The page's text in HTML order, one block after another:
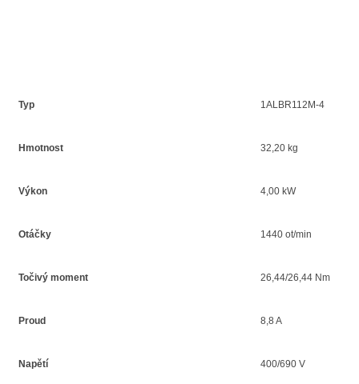
Typ 1ALBR112M-4
Hmotnost 32,20 kg
Výkon 4,00 kW
Otáčky 1440 ot/min
Točivý moment 26,44/26,44 Nm
Proud 8,8 A
Napětí 400/690 V